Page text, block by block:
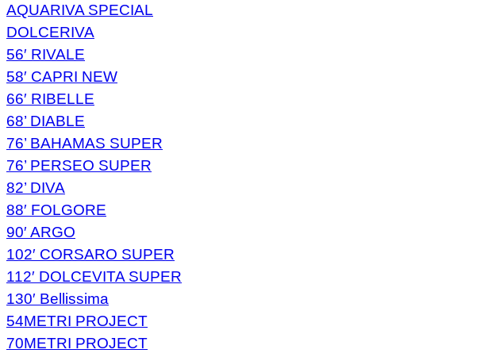
AQUARIVA SPECIAL
DOLCERIVA
56′ RIVALE
58′ CAPRI NEW
66′ RIBELLE
68’ DIABLE
76’ BAHAMAS SUPER
76’ PERSEO SUPER
82’ DIVA
88′ FOLGORE
90′ ARGO
102′ CORSARO SUPER
112′ DOLCEVITA SUPER
130′ Bellissima
54METRI PROJECT
70METRI PROJECT